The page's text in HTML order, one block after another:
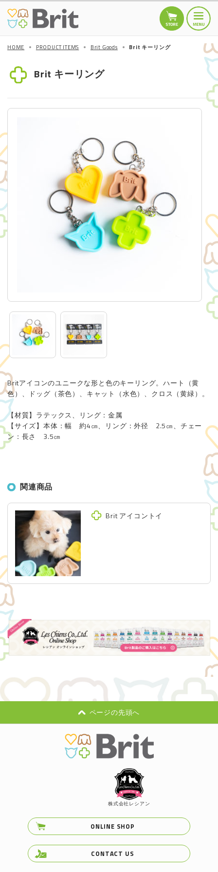
HOME
TOPICS お知らせ
Brit MINI
Brit Care
Brit PREMIUM by
Nature
Other
CATS
Brit Care Cat
ITEMS
Brit Puppy Kit
会社概要（株式会社レシアンHP）
HOME PRODUCT ITEMS Brit Goods Brit キーリング
Brit キーリング
Britアイコンのユニークな形と色のキーリング。ハート（黄
色）、ドッグ（茶色）、キャット（水色）、クロス（黄緑）。
【材質】ラテックス、リング：金属
【サイズ】本体：幅 約4㎝、リング：外径 2.5㎝、チェー
ン：長さ 3.5㎝
関連商品
Brit アイコントイ
ページの先頭へ
株式会社レシアン
ONLINE SHOP
CONTACT US